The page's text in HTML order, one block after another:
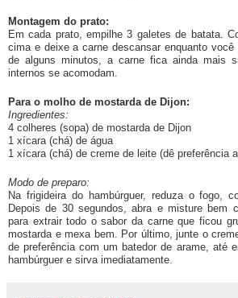
Montagem do prato:
Em cada prato, empilhe 3 galetes de batata.
cima e deixe a carne descansar enquanto você
de alguns minutos, a carne fica ainda mais
internos se acomodam.
Para o molho de mostarda de Dijon:
Ingredientes:
4 colheres (sopa) de mostarda de Dijon
1 xícara (chá) de água
1 xícara (chá) de creme de leite (dê preferência
Modo de preparo:
Na frigideira do hambúrguer, reduza o fogo,
Depois de 30 segundos, abra e misture bem
para extrair todo o sabor da carne que ficou
mostarda e mexa bem. Por último, junte o
de preferência com um batedor de arame, até
hambúrguer e sirva imediatamente.